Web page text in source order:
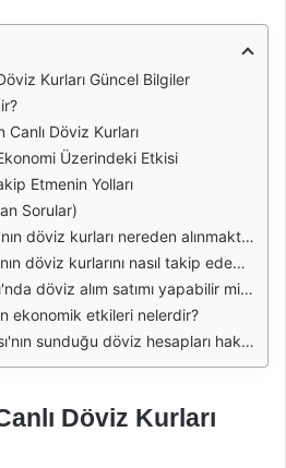
Kurları Güncel Bilgiler
Canlı Döviz Kurları
Üzerindeki Etkisi
Etmenin Yolları
Sorular)
döviz kurları nereden alınmaktadır?
döviz kurlarını nasıl takip edebilirim?
döviz alım satımı yapabilir miyim?
ekonomik etkileri nelerdir?
döviz hesapları hakkında bilgi alabilir miyim?
Döviz Kurları